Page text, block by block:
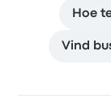
Hoe
Vind